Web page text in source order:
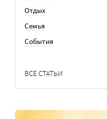
Отдых
Семья
События
ВСЕ СТАТЬИ